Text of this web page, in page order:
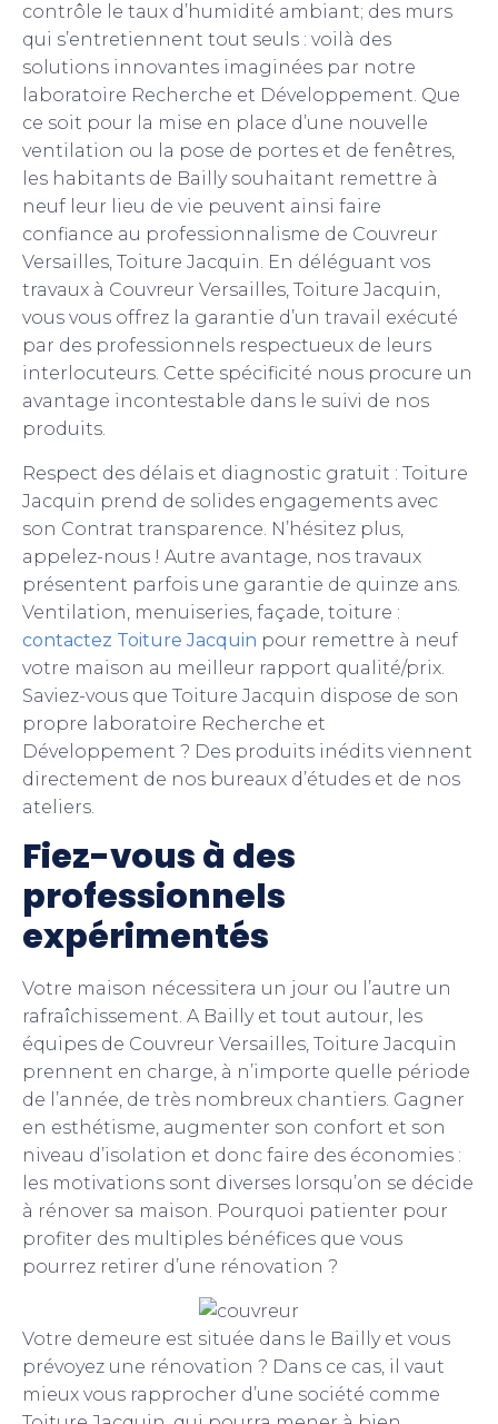
contrôle le taux d’humidité ambiant; des murs
qui s’entretiennent tout seuls : voilà des
solutions innovantes imaginées par notre
laboratoire Recherche et Développement. Que
ce soit pour la mise en place d’une nouvelle
ventilation ou la pose de portes et de fenêtres,
les habitants de Bailly souhaitant remettre à
neuf leur lieu de vie peuvent ainsi faire
confiance au professionnalisme de Couvreur
Versailles, Toiture Jacquin. En déléguant vos
travaux à Couvreur Versailles, Toiture Jacquin,
vous vous offrez la garantie d’un travail exécuté
par des professionnels respectueux de leurs
interlocuteurs. Cette spécificité nous procure un
avantage incontestable dans le suivi de nos
produits.
Respect des délais et diagnostic gratuit : Toiture
Jacquin prend de solides engagements avec
son Contrat transparence. N’hésitez plus,
appelez-nous ! Autre avantage, nos travaux
présentent parfois une garantie de quinze ans.
Ventilation, menuiseries, façade, toiture :
contactez Toiture Jacquin pour remettre à neuf
votre maison au meilleur rapport qualité/prix.
Saviez-vous que Toiture Jacquin dispose de son
propre laboratoire Recherche et
Développement ? Des produits inédits viennent
directement de nos bureaux d’études et de nos
ateliers.
Fiez-vous à des
professionnels
expérimentés
Votre maison nécessitera un jour ou l’autre un
rafraîchissement. A Bailly et tout autour, les
équipes de Couvreur Versailles, Toiture Jacquin
prennent en charge, à n’importe quelle période
de l’année, de très nombreux chantiers. Gagner
en esthétisme, augmenter son confort et son
niveau d’isolation et donc faire des économies :
les motivations sont diverses lorsqu’on se décide
à rénover sa maison. Pourquoi patienter pour
profiter des multiples bénéfices que vous
pourrez retirer d’une rénovation ?
Votre demeure est située dans le Bailly et vous
prévoyez une rénovation ? Dans ce cas, il vaut
mieux vous rapprocher d’une société comme